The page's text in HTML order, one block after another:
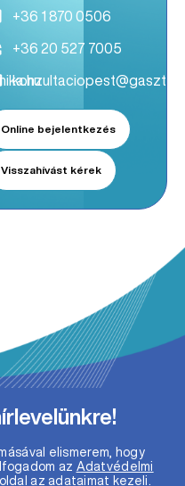
+36 1 870 0506
+36 20 527 7005
Online bejelentkezés
Visszahívást kérek
elismerem, hogy
az Adatvédelmi
az adataimat kezeli.